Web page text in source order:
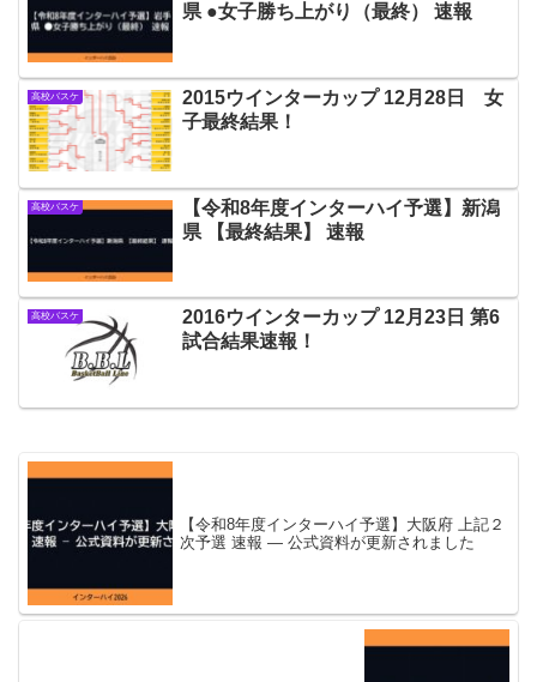
県 ●女子勝ち上がり（最終） 速報
高校バスケ
2015ウインターカップ 12月28日 女
子最終結果！
高校バスケ
【令和8年度インターハイ予選】新潟
県 【最終結果】 速報
高校バスケ
2016ウインターカップ 12月23日 第6
試合結果速報！
【令和8年度インターハイ予選】大阪府 上記２
次予選 速報 — 公式資料が更新されました